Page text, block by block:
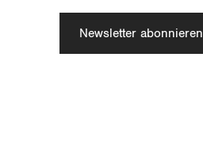
Newsletter abonnieren